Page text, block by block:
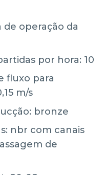
operação da
por hora: 10
fluxo para
m/s
bronze
nbr com canais
de